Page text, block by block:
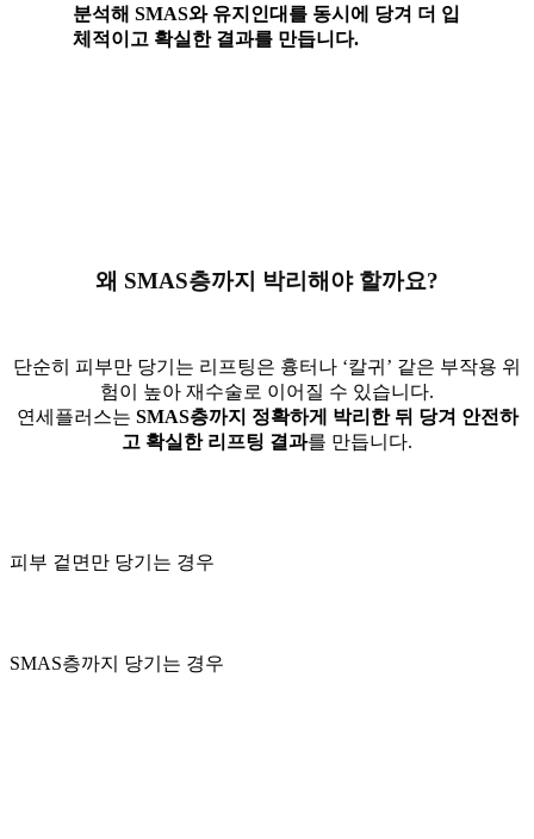
분석해 SMAS와 유지인대를 동시에 당겨 더 입
체적이고 확실한 결과를 만듭니다.
왜 SMAS층까지 박리해야 할까요?
단순히 피부만 당기는 리프팅은 흉터나 ‘칼귀’ 같은 부작용 위
험이 높아 재수술로 이어질 수 있습니다.
연세플러스는 SMAS층까지 정확하게 박리한 뒤 당겨 안전하
고 확실한 리프팅 결과를 만듭니다.
피부 겉면만 당기는 경우
SMAS층까지 당기는 경우